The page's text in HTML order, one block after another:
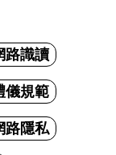
路識讀
儀規範
路隱私